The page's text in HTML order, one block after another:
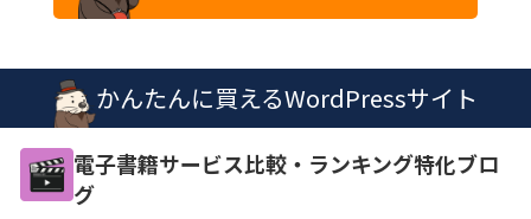
かんたんに買えるWordPressサイト
電子書籍サービス比較・ランキング特化ブロ
グ